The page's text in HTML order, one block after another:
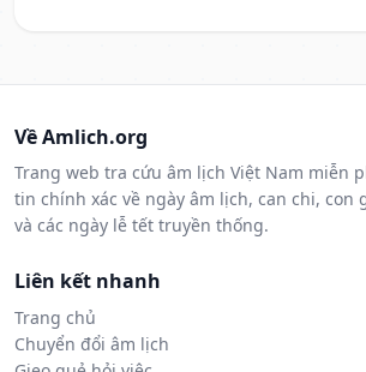
Về Amlich.org
Trang web tra cứu âm lịch Việt Nam miễn
tin chính xác về ngày âm lịch, can chi, con
và các ngày lễ tết truyền thống.
Liên kết nhanh
Trang chủ
Chuyển đổi âm lịch